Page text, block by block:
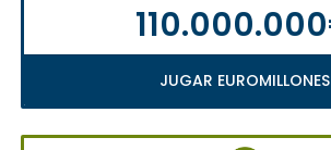
JUGAR EUROMILLONES